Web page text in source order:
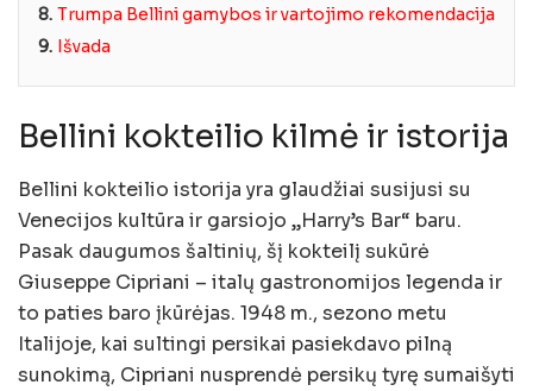
8. Trumpa Bellini gamybos ir vartojimo rekomendacija
9. Išvada
Bellini kokteilio kilmė ir istorija
Bellini kokteilio istorija yra glaudžiai susijusi su
Venecijos kultūra ir garsiojo „Harry’s Bar“ baru.
Pasak daugumos šaltinių, šį kokteilį sukūrė
Giuseppe Cipriani – italų gastronomijos legenda ir
to paties baro įkūrėjas. 1948 m., sezono metu
Italijoje, kai sultingi persikai pasiekdavo pilną
sunokimą, Cipriani nusprendė persikų tyrę sumaišyti